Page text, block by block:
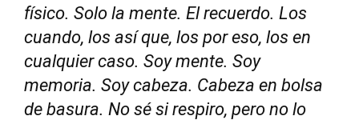
físico. Solo la mente. El recuerdo. Los
cuando, los así que, los por eso, los en
cualquier caso. Soy mente. Soy
memoria. Soy cabeza. Cabeza en bolsa
de basura. No sé si respiro, pero no lo